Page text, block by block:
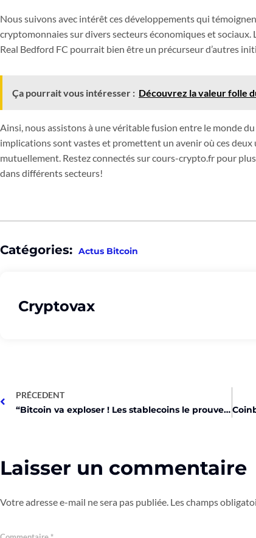
Nous suivons avec intérêt ces développements qui
cryptomonnaies sur divers secteurs économiques et sociaux.
Real Bedford FC pourrait bien être un précurseur d’autres
Ça pourrait vous intéresser : Découvrez la valeur folle
Ainsi, nous assistons à une véritable fusion entre le monde
implications sont vastes et promettent un avenir où ces
mutuellement. Restez connectés sur cours-crypto.fr pour
dans différents secteurs!
Catégories: Actus Bitcoin
Cryptovax
PRÉCEDENT
“Bitcoin va exploser ! Les stablecoins le prouvent !”
Laisser un commentaire
Votre adresse e-mail ne sera pas publiée. Les champs